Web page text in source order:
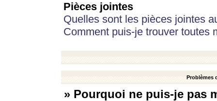
Pièces jointes
Quelles sont les pièces jointes
Comment puis-je trouver toutes
Problèmes
» Pourquoi ne puis-je pas